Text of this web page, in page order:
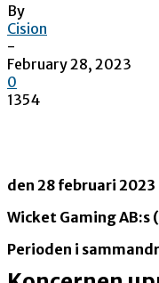
By
Cision
-
February 28, 2023
0
1354
den 28 februari
Wicket Gaming
Perioden i